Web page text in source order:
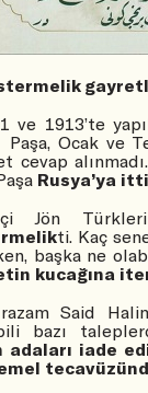
ve 1913’te
Paşa, Ocak ve
cevap
Rusya’ya
Jön
ti. Kaç
başka ne
kucağına
Said
bazı
adaları iade